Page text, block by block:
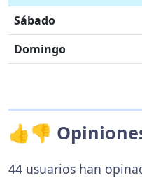
Sábado
Domingo
👍👎
44 usuarios han